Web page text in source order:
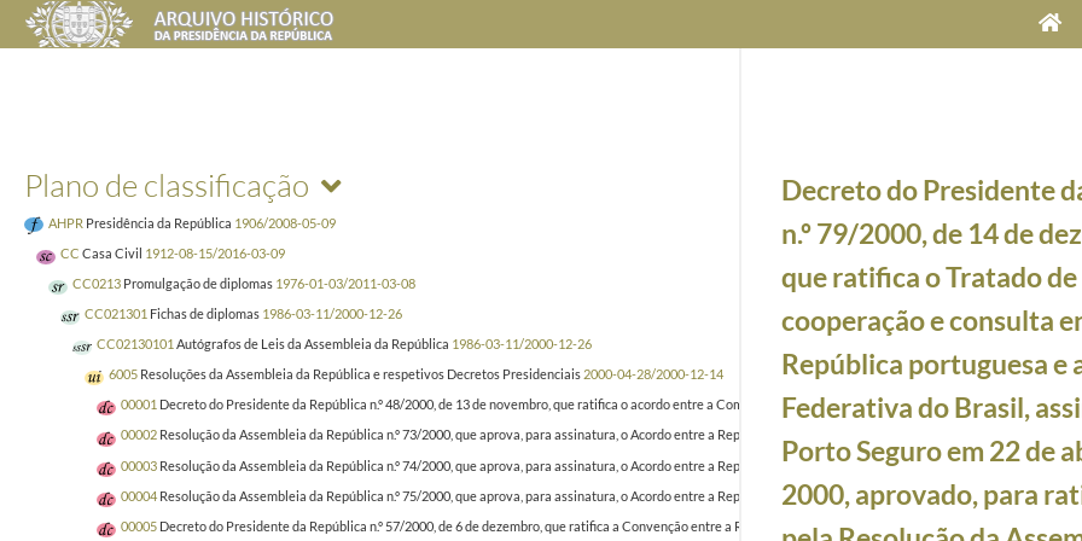
Plano de classificação
AHPR Presidência da República 1906/2008-05-09
CC Casa Civil 1912-08-15/2016-03-09
CC0213 Promulgação de diplomas 1976-01-03/2011-03-08
CC021301 Fichas de diplomas 1986-03-11/2000-12-26
CC02130101 Autógrafos de Leis da Assembleia da República 1986-03-11/2000-12-26
6005 Resoluções da Assembleia da República e respetivos Decretos Presidenciais 2000-04-28/2000-12-14
00001 Decreto do Presidente da República n.º 48/2000, de 13 de novembro, que ratifica o acordo entre a Comunidade Europeia e os seus Estados membros, por um
00002 Resolução da Assembleia da República n.º 73/2000, que aprova, para assinatura, o Acordo entre a República portuguesa e a República da Letónia relativo a
00003 Resolução da Assembleia da República n.º 74/2000, que aprova, para assinatura, o Acordo entre a República portuguesa e a República da Bulgária sobre
00004 Resolução da Assembleia da República n.º 75/2000, que aprova, para assinatura, o Acordo entre a República portuguesa e a República Árabe do Egito sobre
00005 Decreto do Presidente da República n.º 57/2000, de 6 de dezembro, que ratifica a Convenção entre a República Portuguesa e o Canadá para evitar a dupla
Decreto do Presidente
n.º 79/2000, de 14 de
que ratifica o Tratado
cooperação e consulta
República portuguesa e
Federativa do Brasil,
Porto Seguro em 22 de
2000, aprovado, para